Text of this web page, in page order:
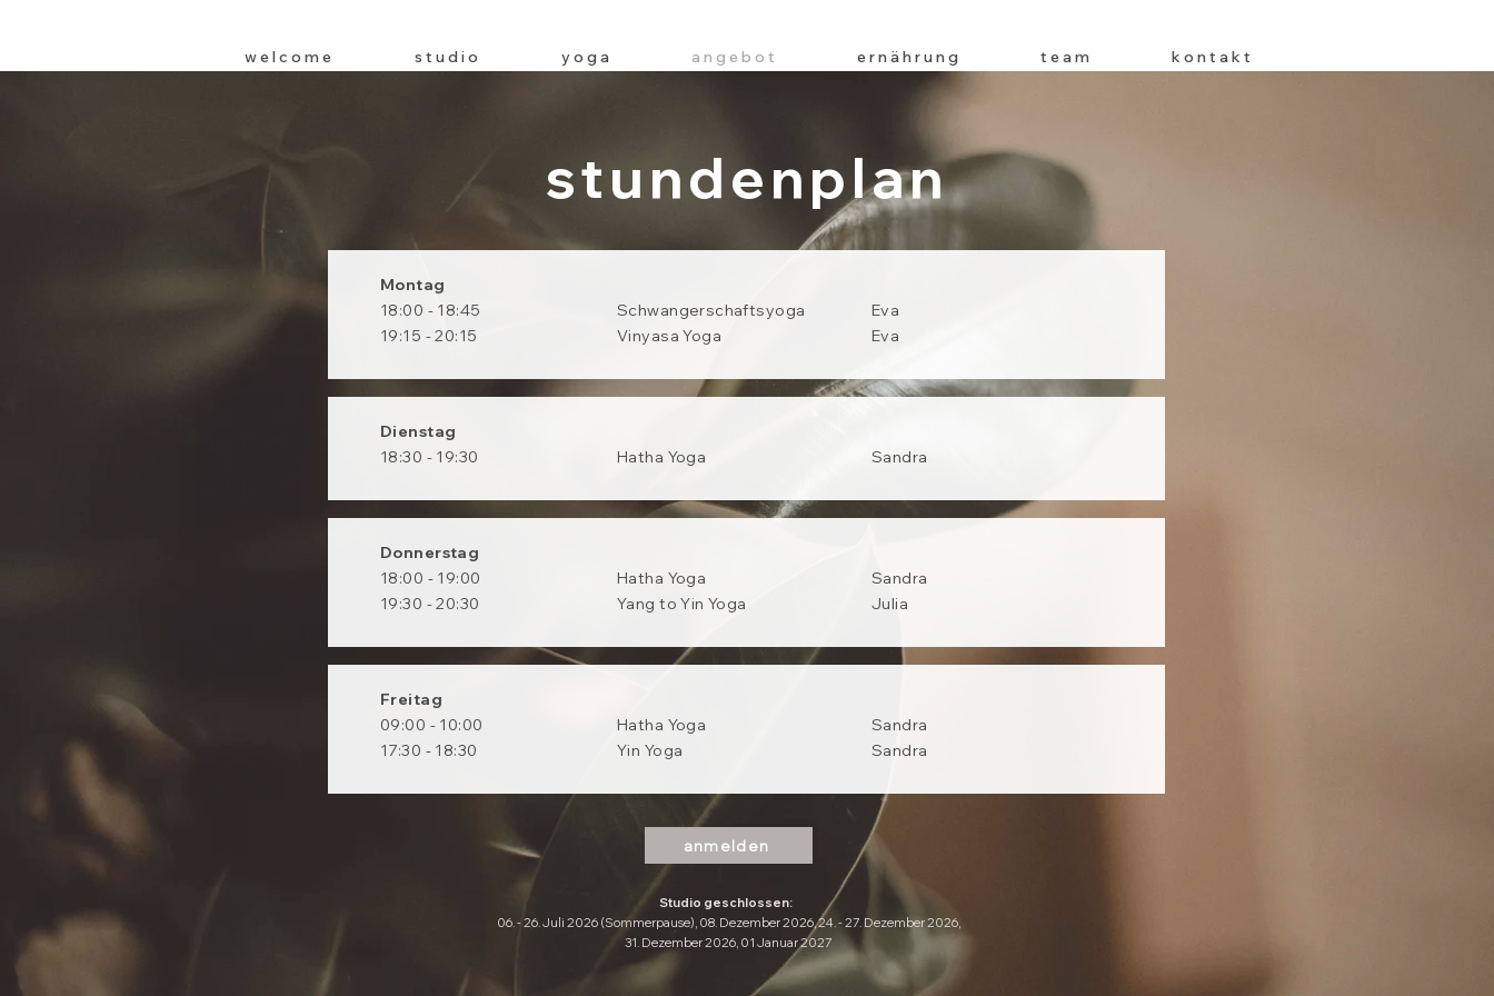
w e l c o m e s t u d i o y o g a a n g e b o t e r n ä h r u n g t e a m k o n t a k t
stundenplan
Montag
18:00 - 18:45
19:15 - 20:15
Schwangerschaftsyoga
Vinyasa Yoga
Eva
Eva
Dienstag
18:30 - 19:30
Hatha Yoga Sandra
Donnerstag
18:00 - 19:00
19:30 - 20:30
Hatha Yoga
Yang to Yin Yoga
Sandra
Julia
Freitag
09:00 - 10:00
17:30 - 18:30
Hatha Yoga
Yin Yoga
Sandra
Sandra
anmelden
Studio geschlossen:
06. - 26. Juli 2026 (Sommerpause), 08. Dezember 2026, 24. - 27. Dezember 2026,
31. Dezember 2026, 01 Januar 2027